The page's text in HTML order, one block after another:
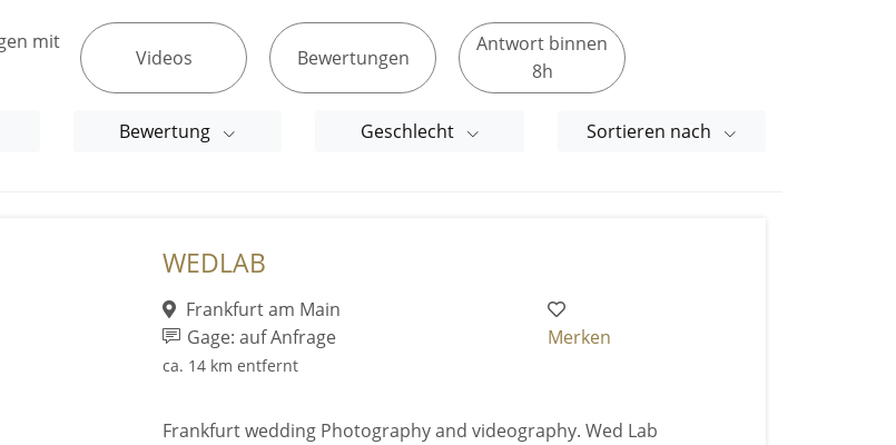
mit
Videos Bewertungen
Antwort binnen
8h
Bewertung Geschlecht Sortieren nach
WEDLAB
Frankfurt am Main
Gage: auf Anfrage
ca. 14 km entfernt
Merken
Frankfurt wedding Photography and videography. Wed Lab